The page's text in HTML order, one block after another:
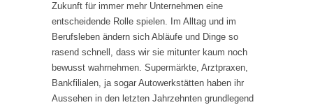
Zukunft für immer mehr Unternehmen eine
entscheidende Rolle spielen. Im Alltag und im
Berufsleben ändern sich Abläufe und Dinge so
rasend schnell, dass wir sie mitunter kaum noch
bewusst wahrnehmen. Supermärkte, Arztpraxen,
Bankfilialen, ja sogar Autowerkstätten haben ihr
Aussehen in den letzten Jahrzehnten grundlegend